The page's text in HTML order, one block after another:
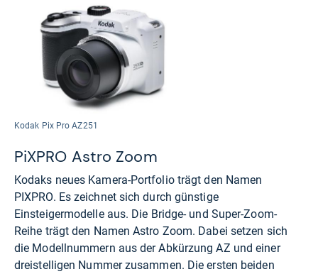
Kodak Pix Pro AZ251
PiXPRO Astro Zoom
Kodaks neues Kamera-Portfolio trägt den Namen
PIXPRO. Es zeichnet sich durch günstige
Einsteigermodelle aus. Die Bridge- und Super-Zoom-
Reihe trägt den Namen Astro Zoom. Dabei setzen sich
die Modellnummern aus der Abkürzung AZ und einer
dreistelligen Nummer zusammen. Die ersten beiden